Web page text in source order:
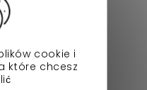
cookie i
które chcesz